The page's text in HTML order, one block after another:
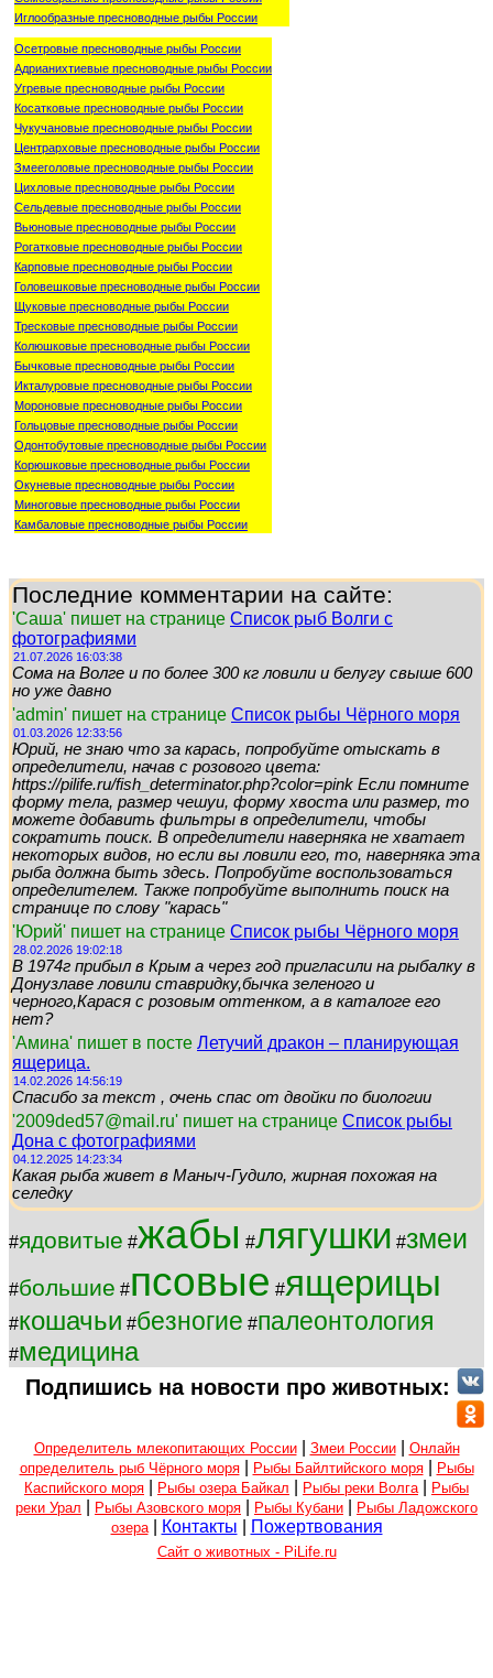
Иглообразные пресноводные рыбы России
Осетровые пресноводные рыбы России
Адрианихтиевые пресноводные рыбы России
Угревые пресноводные рыбы России
Косатковые пресноводные рыбы России
Чукучановые пресноводные рыбы России
Центрарховые пресноводные рыбы России
Змееголовые пресноводные рыбы России
Цихловые пресноводные рыбы России
Сельдевые пресноводные рыбы России
Вьюновые пресноводные рыбы России
Рогатковые пресноводные рыбы России
Карповые пресноводные рыбы России
Головешковые пресноводные рыбы России
Щуковые пресноводные рыбы России
Тресковые пресноводные рыбы России
Колюшковые пресноводные рыбы России
Бычковые пресноводные рыбы России
Икталуровые пресноводные рыбы России
Мороновые пресноводные рыбы России
Гольцовые пресноводные рыбы России
Одонтобутовые пресноводные рыбы России
Корюшковые пресноводные рыбы России
Окуневые пресноводные рыбы России
Миноговые пресноводные рыбы России
Камбаловые пресноводные рыбы России
Последние комментарии на сайте:
'Саша' пишет на странице Список рыб Волги с
фотографиями
21.07.2026 16:03:38
Сома на Волге и по более 300 кг ловили и белугу свыше 600
но уже давно
'admin' пишет на странице Список рыбы Чёрного моря
01.03.2026 12:33:56
Юрий, не знаю что за карась, попробуйте отыскать в
определители, начав с розового цвета:
https://pilife.ru/fish_determinator.php?color=pink Если помните
форму тела, размер чешуи, форму хвоста или размер, то
можете добавить фильтры в определители, чтобы
сократить поиск. В определители наверняка не хватает
некоторых видов, но если вы ловили его, то, наверняка эта
рыба должна быть здесь. Попробуйте воспользоваться
определителем. Также попробуйте выполнить поиск на
странице по слову "карась"
'Юрий' пишет на странице Список рыбы Чёрного моря
28.02.2026 19:02:18
В 1974г прибыл в Крым а через год пригласили на рыбалку в
Донузлаве ловили ставридку,бычка зеленого и
черного,Карася с розовым оттенком, а в каталоге его
нет?
'Амина' пишет в посте Летучий дракон – планирующая
ящерица.
14.02.2026 14:56:19
Спасибо за текст , очень спас от двойки по биологии
'2009ded57@mail.ru' пишет на странице Список рыбы
Дона с фотографиями
04.12.2025 14:23:34
Какая рыба живет в Маныч-Гудило, жирная похожая на
селедку
#ядовитые #жабы #лягушки #змеи
#большие #псовые #ящерицы
#кошачьи #безногие #палеонтология
#медицина
Подпишись на новости про животных:
Определитель млекопитающих России| Змеи России| Онлайн
определитель рыб Чёрного моря| Рыбы Байлтийского моря|
Рыбы
Каспийского моря
Рыбы озера Байкал Рыбы реки Волга
Рыбы
реки Урал
Рыбы Азовского моря Рыбы Кубани
Рыбы Ладожского
озера| Контакты Пожертвования
Сайт о животных - PiLife.ru